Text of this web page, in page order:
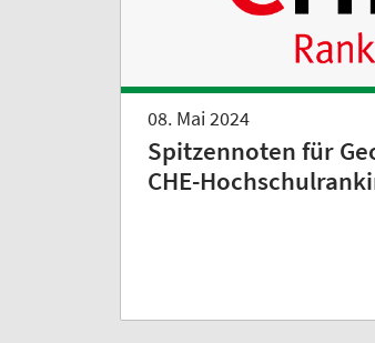
08. Mai 2024
Spitzennoten für
CHE-